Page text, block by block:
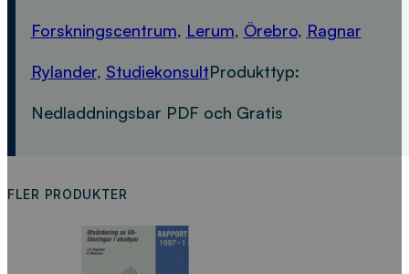
Forskningscentrum, Lerum, Örebro, Ragnar
Rylander, StudiekonsultProdukttyp:
Nedladdningsbar PDF och Gratis
FLER PRODUKTER